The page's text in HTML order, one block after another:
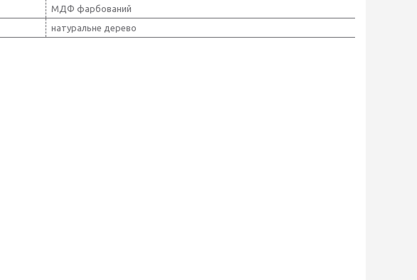
МДФ фарбований
натуральне дерево